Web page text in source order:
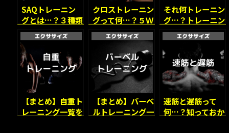
SAQトレーニン
グとは…？３種類
の「スピード要
素」を紹介！
クロストレーニン
グって何…？５Ｗ
１Ｈでお答えしま
す！
それ何トレーニン
グ…？トレーニン
グの種類を正確に
知ろう！
【まとめ】自重ト
レーニング一覧を
【まとめ】バーベ
ルトレーニング一
速筋と遅筋って
何…？知っておか